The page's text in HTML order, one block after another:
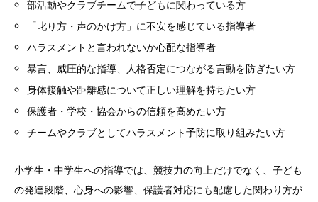
部活動やクラブチームで子どもに関わっている方
「叱り方・声のかけ方」に不安を感じている指導者
ハラスメントと言われないか心配な指導者
暴言、威圧的な指導、人格否定につながる言動を防ぎたい方
身体接触や距離感について正しい理解を持ちたい方
保護者・学校・協会からの信頼を高めたい方
チームやクラブとしてハラスメント予防に取り組みたい方
小学生・中学生への指導では、競技力の向上だけでなく、子ども
の発達段階、心身への影響、保護者対応にも配慮した関わり方が